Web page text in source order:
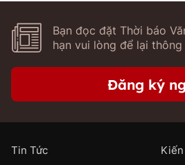
Bạn đọc đặt Thời báo
hạn vui lòng để lại thông
Đăng ký
Tin Tức